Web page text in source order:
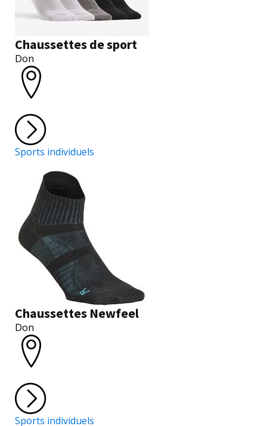
Chaussettes de sport
Don
Sports individuels
Chaussettes Newfeel
Don
Sports individuels